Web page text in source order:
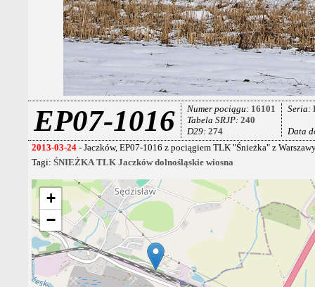
EP07-1016 Numer pociągu: 16101
Tabela SRJP: 240
D29: 274
Seria:
Data
2013-03-24 - Jaczków, EP07-1016 z pociągiem TLK "Śnieżka" z
Tagi: ŚNIEŻKA TLK Jaczków dolnośląskie wiosna
+
−